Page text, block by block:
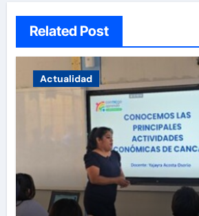
Related Post
Actualidad